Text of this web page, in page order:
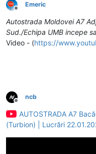
Deconectat
Emeric
Autostrada Moldovei A7
Sud./Echipa UMB incepe
Video - (https://
Deconectat
ncb
AUTOSTRADA A7
(Turbion) | Lucrări